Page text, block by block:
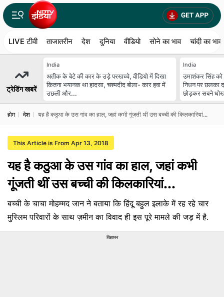
LIVE टीवी ताजातरीन देश दुनिया वीडियो सोने का भाव चांदी का भाव
ट्रेडिंग खबरें
India
अतीक के बेटे की कार के उड़े परखच्चे, वीडियो में दिखा
कितना भयानक था हादसा, चश्मदीद बोला- कार हवा में
उछली और...
India
उमाशंकर सिंह को
न‍िधन पर छलका
छोड़कर सबने
होम देश यह है कठुआ के उस गांव का हाल, जहां कभी गूंजती थीं उस बच्ची की किलकारियां...
This Article is From Apr 13, 2018
यह है कठुआ के उस गांव का हाल, जहां कभी
गूंजती थीं उस बच्ची की किलकारियां...
बच्ची के चाचा मोहम्मद जान ने बताया कि हिंदू बहुल इलाके में रह रहे चार
मुस्लिम परिवारों के साथ ज़मीन का विवाद ही इस पूरे मामले की जड़ में है.
विज्ञापन